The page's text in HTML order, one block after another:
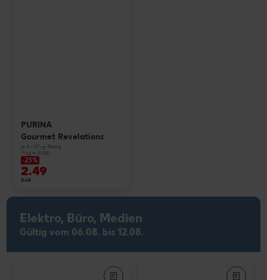
PURINA
Gourmet Revelations
je 4 x 57-g-Packg.
(1 kg = 10.93)
-23%
2.49
3.25
Elektro, Büro, Medien
Gültig vom 06.08. bis 12.08.